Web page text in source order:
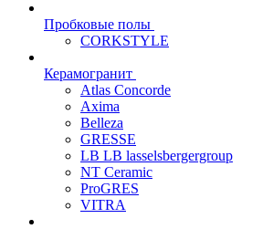
Пробковые полы
CORKSTYLE
Керамогранит
Atlas Concorde
Axima
Belleza
GRESSE
LB LB lasselsbergergroup
NT Ceramic
ProGRES
VITRA